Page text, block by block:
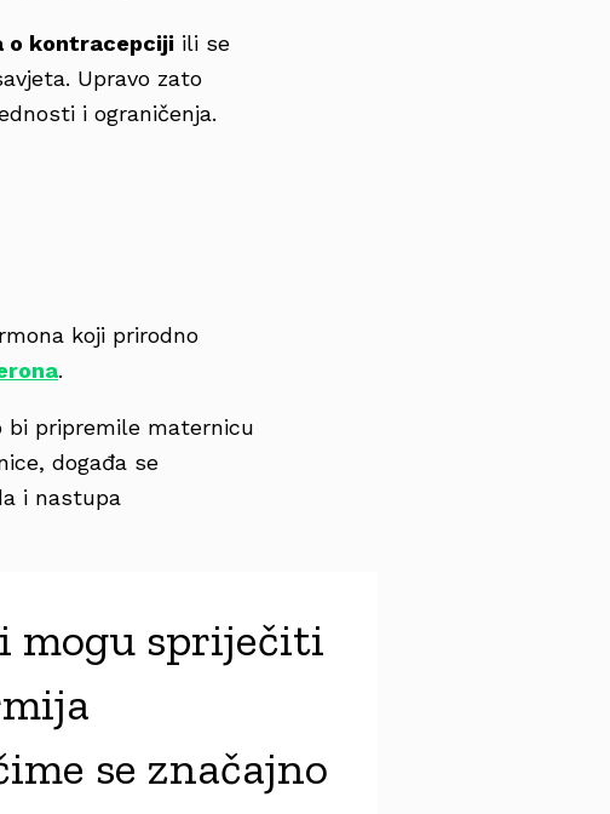
o kontracepciji ili se
Upravo zato
i ograničenja.
koji prirodno
.
bi pripremile maternicu
događa se
i nastupa
mogu spriječiti
se značajno